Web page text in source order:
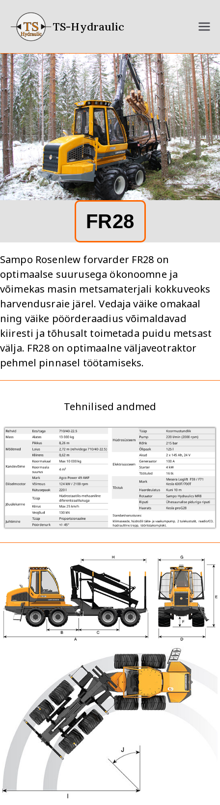
TS-Hydraulic
FR28
Sampo Rosenlew forvarder FR28 on
optimaalse suurusega ökonoomne ja
võimekas masin metsamaterjali kokkuveoks
harvendusraie järel. Vedaja väike omakaal
ning väike pöörderaadius võimaldavad
kiiresti ja tõhusalt toimetada puidu metsast
välja. FR28 on optimaalne väljaveotraktor
pehmel pinnasel töötamiseks.
Tehnilised andmed